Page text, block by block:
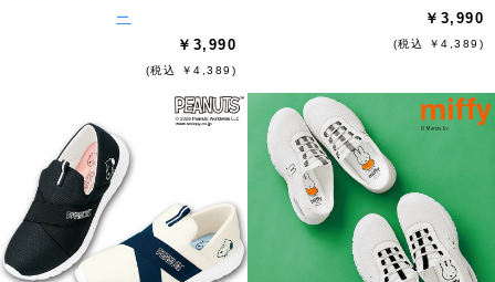
ー
￥3,990
(税込 ￥4,389)
￥3,990
(税込 ￥4,389)